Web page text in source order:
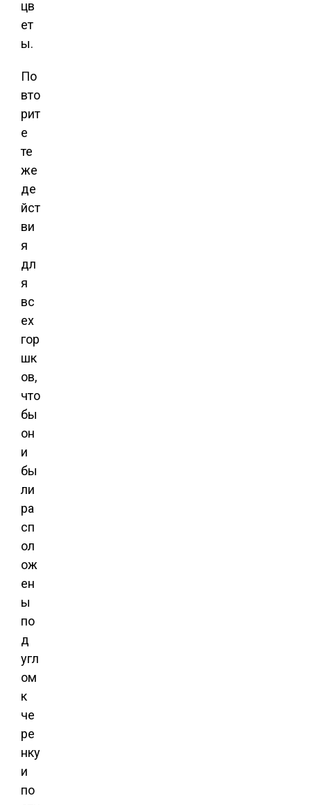
цв
ет
ы.
По
вто
рит
е
те
же
де
йст
ви
я
дл
я
вс
ех
гор
шк
ов,
что
бы
он
и
бы
ли
ра
сп
ол
ож
ен
ы
по
д
угл
ом
к
че
ре
нку
и
по